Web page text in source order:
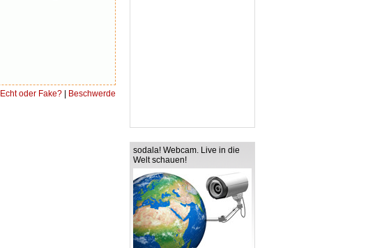
Echt oder Fake? Beschwerde
sodala! Webcam. Live in die
Welt schauen!